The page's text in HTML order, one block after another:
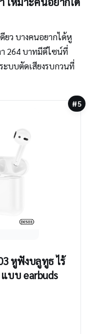
ยว บางคนอยากได้หู
า 264 บาทมีดีไซน์ที่
ะบบตัดเสียงรบกวนที่
#5
หูฟังบลูทูธ ไร้
บบ earbuds